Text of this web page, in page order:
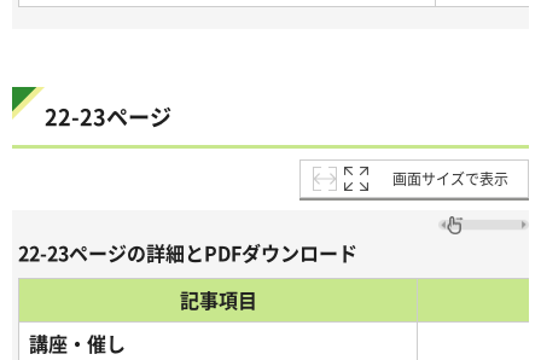
22-23ページ
画面サイズで表示
22-23ページの詳細とPDFダウンロード
記事項目
講座・催し